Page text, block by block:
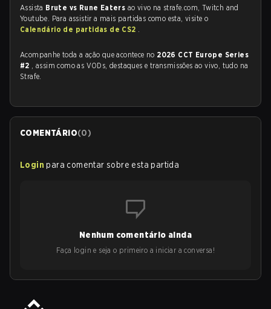
Assista Brute vs Rune Eaters ao vivo na strafe.com, Twitch and
Youtube. Para assistir a mais partidas como esta, visite o
Calendário de partidas de CS2 .
Acompanhe toda a ação que acontece no 2026 CCT Europe Series
#2 , assim como as VODs, destaques e transmissões ao vivo, tudo na
Strafe.
COMENTÁRIO(0)
Login para comentar sobre esta partida
Nenhum comentário ainda
Faça login e seja o primeiro a iniciar a conversa!